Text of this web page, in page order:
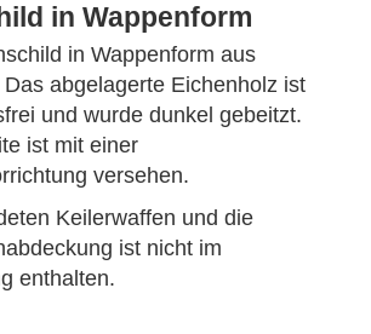
in Wappenform
in Wappenform aus
abgelagerte Eichenholz ist
und wurde dunkel gebeitzt.
ist mit einer
versehen.
Keilerwaffen und die
ist nicht im
enthalten.